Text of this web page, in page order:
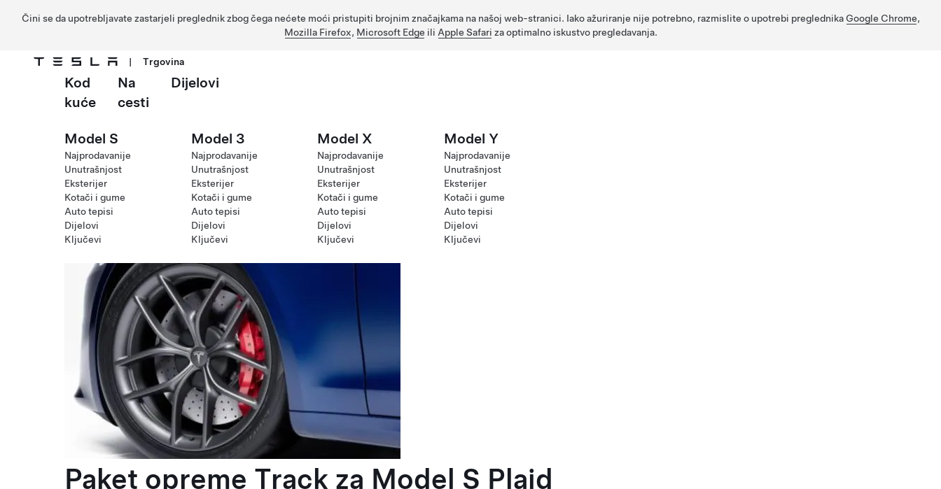
Čini se da upotrebljavate zastarjeli preglednik zbog čega nećete moći pristupiti brojnim značajkama na našoj web-stranici. Iako ažuriranje nije potrebno, razmislite o upotrebi preglednika Google Chrome,
Mozilla Firefox, Microsoft Edge ili Apple Safari za optimalno iskustvo pregledavanja.
Prijeđite na glavni sadržaj
| Trgovina
Kod
kuće
Na
cesti
Dijelovi
Model S
Najprodavanije
Unutrašnjost
Eksterijer
Kotači i gume
Auto tepisi
Dijelovi
Ključevi
Model 3
Najprodavanije
Unutrašnjost
Eksterijer
Kotači i gume
Auto tepisi
Dijelovi
Ključevi
Model X
Najprodavanije
Unutrašnjost
Eksterijer
Kotači i gume
Auto tepisi
Dijelovi
Ključevi
Model Y
Najprodavanije
Unutrašnjost
Eksterijer
Kotači i gume
Auto tepisi
Dijelovi
Ključevi
Paket opreme Track za Model S Plaid